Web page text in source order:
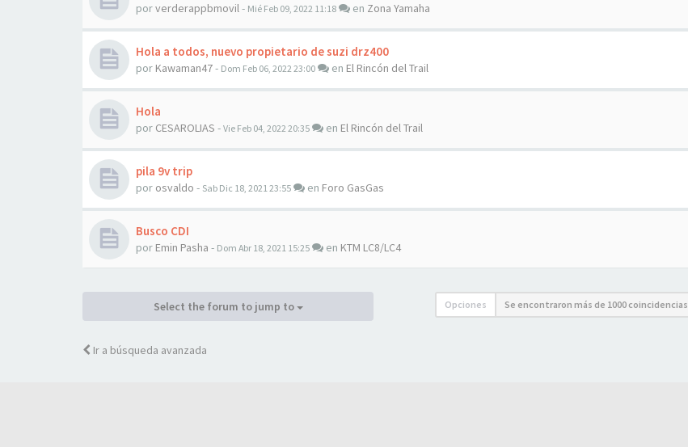
porverderappbmovil- Mié Feb 09, 2022 11:18 en Zona Yamaha
Hola a todos, nuevo propietario de suzi drz400
por Kawaman47- Dom Feb 06, 2022 23:00 en El Rincón del Trail
Hola
por CESAROLIAS - Vie Feb 04, 2022 20:35 en El Rincón del Trail
pila 9v trip
por osvaldo - Sab Dic 18, 2021 23:55 en Foro GasGas
Busco CDI
por Emin Pasha - Dom Abr 18, 2021 15:25 en KTM LC8/LC4
Opciones Se encontraron más de 1000 coincidencias
Select the forum to jump to
Ir a búsqueda avanzada